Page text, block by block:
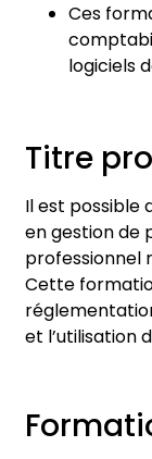
Ces
logiciels
Titre
Il est possible
en gestion de
professionnel
Cette
et l’utilisation